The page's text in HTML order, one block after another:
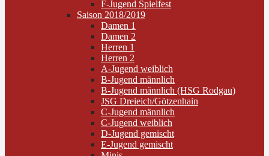
F-Jugend Spielfest
Saison 2018/2019
Damen 1
Damen 2
Herren 1
Herren 2
A-Jugend weiblich
B-Jugend männlich
B-Jugend männlich (HSG Rodgau)
JSG Dreieich/Götzenhain
C-Jugend männlich
C-Jugend weiblich
D-Jugend gemischt
E-Jugend gemischt